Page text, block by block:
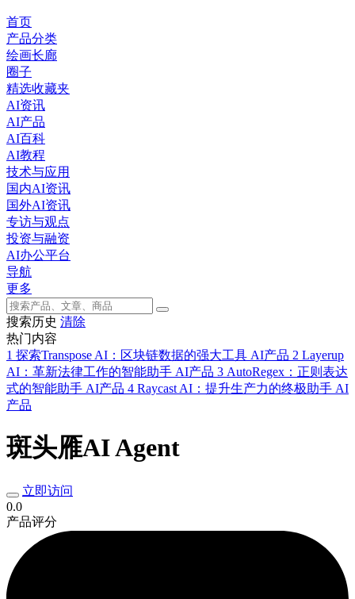
首页
产品分类
绘画长廊
圈子
精选收藏夹
AI资讯
AI产品
AI百科
AI教程
技术与应用
国内AI资讯
国外AI资讯
专访与观点
投资与融资
AI办公平台
导航
更多
搜索历史 清除
热门内容
1 探索Transpose AI：区块链数据的强大工具 AI产品 2 Layerup
AI：革新法律工作的智能助手 AI产品 3 AutoRegex：正则表达
式的智能助手 AI产品 4 Raycast AI：提升生产力的终极助手 AI
产品
斑头雁AI Agent
立即访问
0.0
产品评分